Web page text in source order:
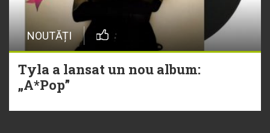
NOUTĂȚI
Tyla a lansat un nou album:
„A*Pop”